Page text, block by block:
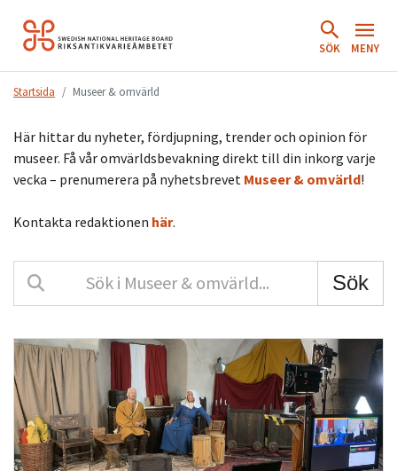
Hoppa
till
SÖK MENY
Startsida Museer & omvärld
Här hittar du nyheter, fördjupning, trender och opinion för
museer. Få vår omvärldsbevakning direkt till din inkorg varje
vecka – prenumerera på nyhetsbrevet Museer & omvärld!
Kontakta redaktionen här.
Sök i Omvärld och insikt
Sök